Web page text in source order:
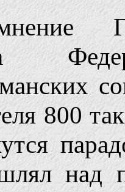
800
над